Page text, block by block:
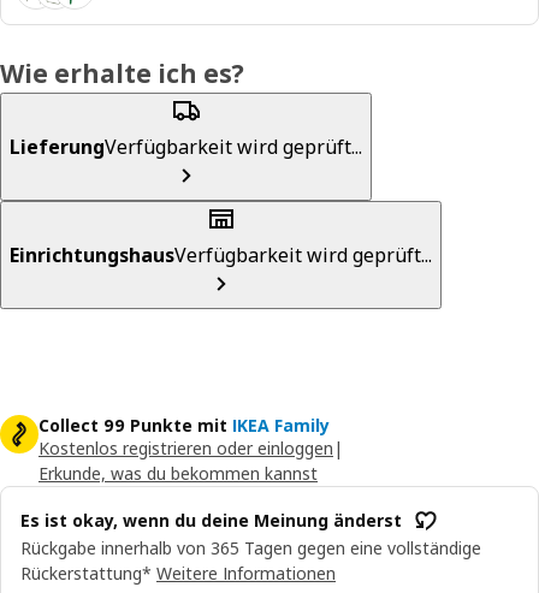
Wie erhalte ich es?
LieferungVerfügbarkeit wird geprüft...
EinrichtungshausVerfügbarkeit wird geprüft...
Collect 99 Punkte mit IKEA Family
Kostenlos registrieren oder einloggen |
Erkunde, was du bekommen kannst
Es ist okay, wenn du deine Meinung änderst
Rückgabe innerhalb von 365 Tagen gegen eine vollständige
Rückerstattung* Weitere Informationen